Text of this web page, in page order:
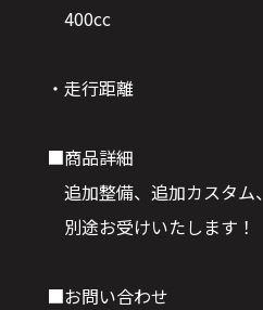
400cc
・走行距離
■商品詳細
追加整備、追加カスタム、
別途お受けいたします！
■お問い合わせ